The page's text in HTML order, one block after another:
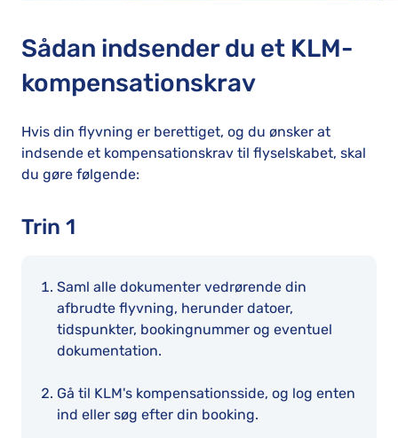
Sådan indsender du et KLM-
kompensationskrav
Hvis din flyvning er berettiget, og du ønsker at
indsende et kompensationskrav til flyselskabet, skal
du gøre følgende:
Trin 1
Saml alle dokumenter vedrørende din
afbrudte flyvning, herunder datoer,
tidspunkter, bookingnummer og eventuel
dokumentation.
Gå til KLM's kompensationsside, og log enten
ind eller søg efter din booking.